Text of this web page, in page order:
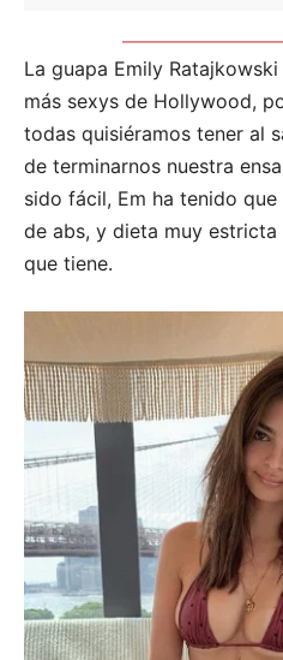
La guapa Emily
más sexys de Hollywood,
todas quisiéramos tener al
de terminarnos nuestra
sido fácil, Em ha tenido
de abs, y dieta muy estricta
que tiene.